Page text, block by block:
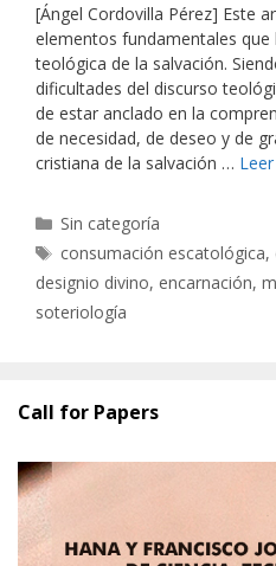
[Ángel Cordovilla Pérez] Este
elementos fundamentales
teológica de la salvación.
dificultades del discurso
de estar anclado en la
de necesidad, de deseo y de
cristiana de la salvación …
Categorías
Sin categoría
Etiquetas
consumación escatológica,
designio divino, encarnación,
soteriología
Call for Papers